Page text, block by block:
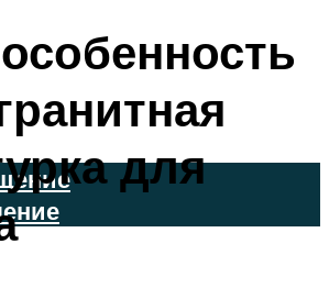
САЙДИНГ
И УТЕПЛЕНИЕ
для